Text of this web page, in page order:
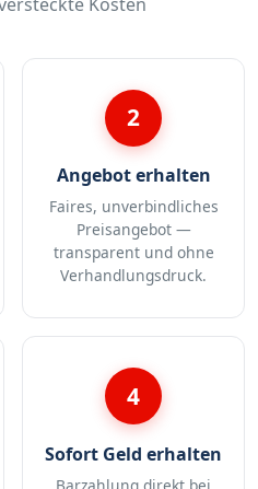
2
Angebot erhalten
Faires, unverbindliches
Preisangebot —
transparent und ohne
Verhandlungsdruck.
4
Sofort Geld erhalten